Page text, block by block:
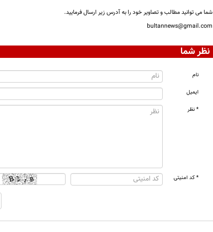
شما می توانید مطالب و تصاویر خود را به آدرس زیر ارسال فرمایید.
bultannews@gmail.com
نظر شما
نام
ایمیل
* نظر
* کد امنیتی